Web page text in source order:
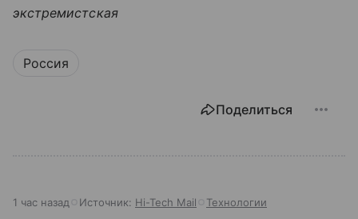
экстремистская
Россия
Поделиться
1 час назад Источник: Hi-Tech Mail Технологии